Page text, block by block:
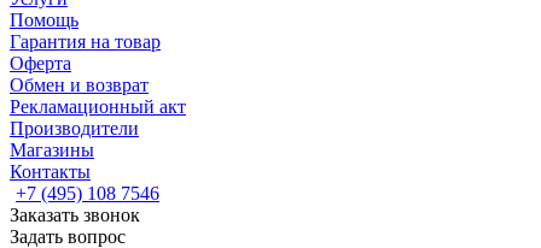
Помощь
Гарантия на товар
Оферта
Обмен и возврат
Рекламационный акт
Производители
Магазины
Контакты
+7 (495) 108 7546
Заказать звонок
Задать вопрос